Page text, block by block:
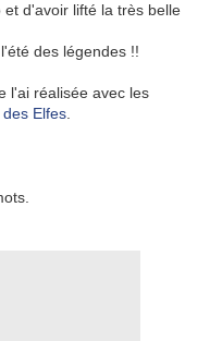
d'avoir lifté la très belle
des légendes !!
l'ai réalisée avec les
Elfes